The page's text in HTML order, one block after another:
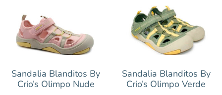
Sandalia Blanditos By
Crio’s Olimpo Nude
Sandalia Blanditos By
Crio’s Olimpo Verde